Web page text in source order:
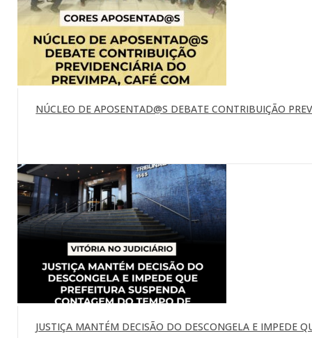
NÚCLEO DE APOSENTAD@S DEBATE CONTRIBUIÇÃO
JUSTIÇA MANTÉM DECISÃO DO DESCONGELA E IMPEDE